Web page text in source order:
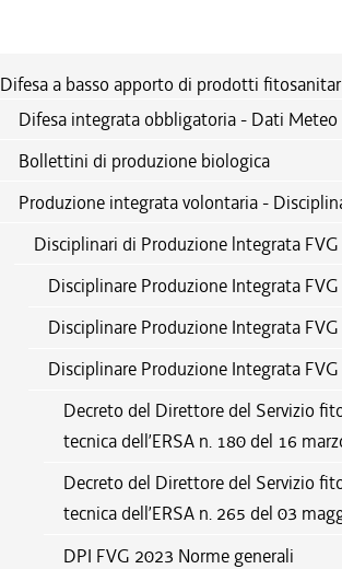
Difesa a basso apporto di prodotti
Difesa integrata obbligatoria - Dati
Bollettini di produzione biologica
Produzione integrata volontaria -
Disciplinari di Produzione lntegrata FVG
Disciplinare Produzione Integrata
Disciplinare Produzione Integrata
Disciplinare Produzione Integrata
Decreto del Direttore del Servizio
tecnica dell’ERSA n. 180 del 16
Decreto del Direttore del Servizio
tecnica dell’ERSA n. 265 del 03
DPI FVG 2023 Norme generali